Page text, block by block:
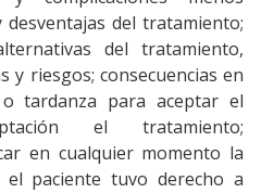
desventajas del tratamiento;
del tratamiento,
y riesgos; consecuencias en
tardanza para aceptar el
el tratamiento;
en cualquier momento la
el paciente tuvo derecho a